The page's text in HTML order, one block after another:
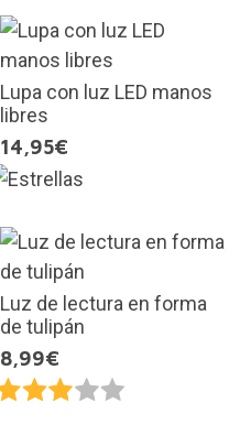
Lupa con luz LED manos
libres
14,95€
Luz de lectura en forma
de tulipán
8,99€